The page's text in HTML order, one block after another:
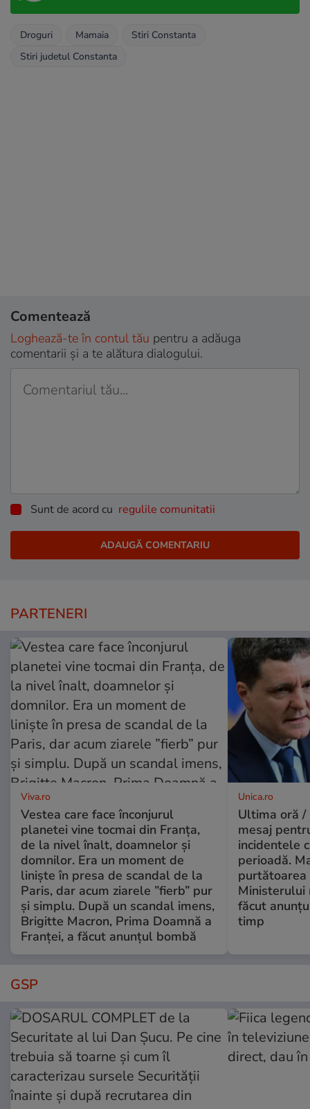
Droguri Mamaia
Stiri Constanta
Stiri judetul Constanta
Comentează
Loghează-te în contul tău pentru a adăuga
comentarii și a te alătura dialogului.
Sunt de acord cu regulile comunitatii
PARTENERI
Viva.ro
Vestea care face înconjurul
planetei vine tocmai din Franța,
de la nivel înalt, doamnelor și
domnilor. Era un moment de
liniște în presa de scandal de la
Paris, dar acum ziarele ”fierb” pur
și simplu. După un scandal imens,
Brigitte Macron, Prima Doamnă a
Franței, a făcut anunțul bombă
Unica.ro
Ultima oră /
mesaj
incidentele
perioadă.
purtătoarea
Ministerului
făcut
timp
GSP